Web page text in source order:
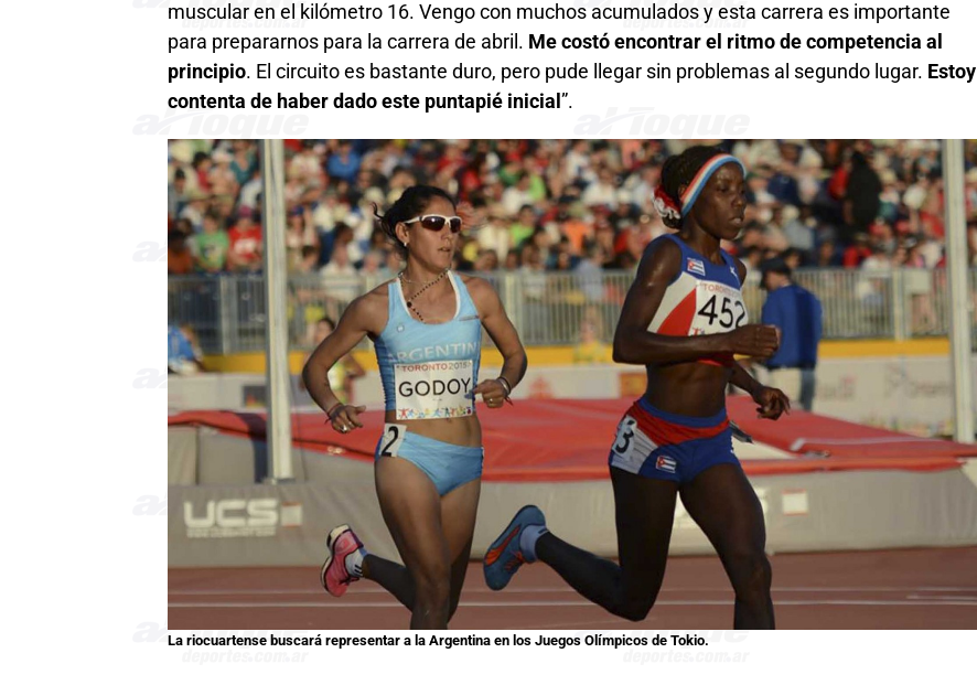
muscular en el kilómetro 16. Vengo con muchos acumulados y esta carrera es importante
para prepararnos para la carrera de abril. Me costó encontrar el ritmo de competencia al
principio. El circuito es bastante duro, pero pude llegar sin problemas al segundo lugar. Estoy
contenta de haber dado este puntapié inicial ”.
La riocuartense buscará representar a la Argentina en los Juegos Olímpicos de Tokio.